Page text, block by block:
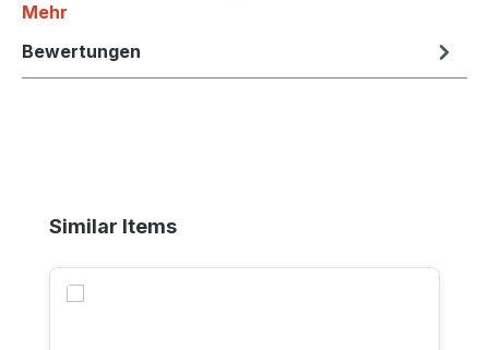
Mehr
Bewertungen
Produktgalerie überspringen
Similar Items